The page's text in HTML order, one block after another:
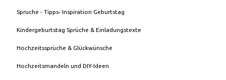
Spruche - Tipps- Inspiration Geburtstag
Kindergeburtstag Sprüche & Einladungstexte
Hochzeitssprüche & Glückwünsche
Hochzeitsmandeln und DIY-Ideen